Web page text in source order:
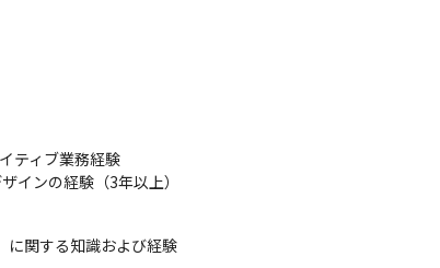
ットぴあ』Webサイト、モバイルサイト
イトル』のWebサイト、モバイルサイト
バイルアプリ
シー様：芸人企画モバイルアプリ
スのゴールへ導くWebサイトを一緒に作り出すことができます
ティブ業務経験
ンの経験（3年以上）
に関する知識および経験